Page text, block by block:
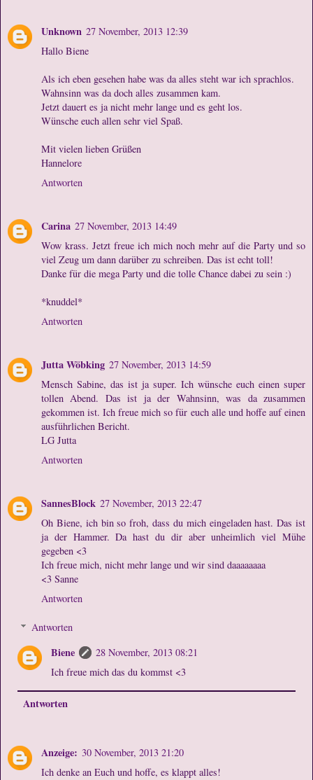
Unknown 27 November, 2013 12:39
Hallo Biene
Als ich eben gesehen habe was da alles steht war ich sprachlos.
Wahnsinn was da doch alles zusammen kam.
Jetzt dauert es ja nicht mehr lange und es geht los.
Wünsche euch allen sehr viel Spaß.
Mit vielen lieben Grüßen
Hannelore
Antworten
Carina 27 November, 2013 14:49
Wow krass. Jetzt freue ich mich noch mehr auf die Party und so
viel Zeug um dann darüber zu schreiben. Das ist echt toll!
Danke für die mega Party und die tolle Chance dabei zu sein :)
*knuddel*
Antworten
Jutta Wöbking 27 November, 2013 14:59
Mensch Sabine, das ist ja super. Ich wünsche euch einen super
tollen Abend. Das ist ja der Wahnsinn, was da zusammen
gekommen ist. Ich freue mich so für euch alle und hoffe auf einen
ausführlichen Bericht.
LG Jutta
Antworten
SannesBlock 27 November, 2013 22:47
Oh Biene, ich bin so froh, dass du mich eingeladen hast. Das ist
ja der Hammer. Da hast du dir aber unheimlich viel Mühe
gegeben <3
Ich freue mich, nicht mehr lange und wir sind daaaaaaaa
<3 Sanne
Antworten
Antworten
Biene
28 November, 2013 08:21
Ich freue mich das du kommst <3
Antworten
Anzeige: 30 November, 2013 21:20
Ich denke an Euch und hoffe, es klappt alles!